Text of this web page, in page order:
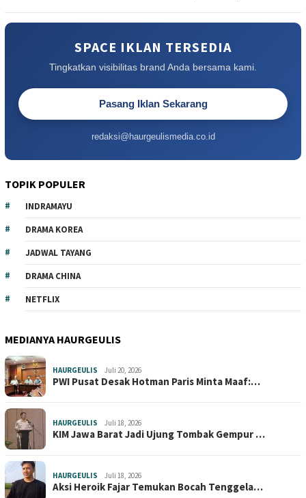
SPACE IKLAN TERSEDIA
Tingkatkan visibilitas brand Anda bersama kami.
Pasang Iklan Sekarang
redaksi@haurgeulismedia.co.id
TOPIK POPULER
INDRAMAYU
DRAMA KOREA
JADWAL TAYANG
DRAMA CHINA
NETFLIX
MEDIANYA HAURGEULIS
HAURGEULIS Juli 20, 2026
PWI Pusat Desak Hotman Paris Minta Maaf:…
HAURGEULIS Juli 18, 2026
KIM Jawa Barat Jadi Ujung Tombak Gempur …
HAURGEULIS Juli 18, 2026
Aksi Heroik Fajar Temukan Bocah Tenggela…